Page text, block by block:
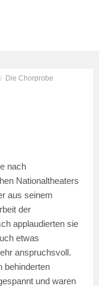
/ Die Chorprobe
nach
Nationaltheaters
aus seinem
der
applaudierten sie
etwas
anspruchsvoll.
behinderten
und waren